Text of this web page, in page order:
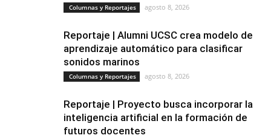
Columnas y Reportajes agosto 8, 2026
Reportaje | Alumni UCSC crea modelo de
aprendizaje automático para clasificar
sonidos marinos
Columnas y Reportajes agosto 8, 2026
Reportaje | Proyecto busca incorporar la
inteligencia artificial en la formación de
futuros docentes